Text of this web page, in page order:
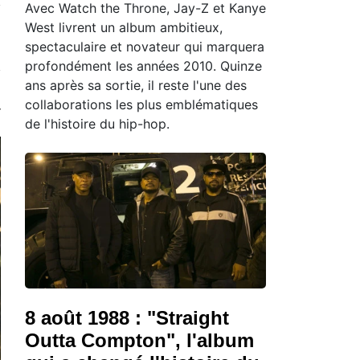
Avec Watch the Throne, Jay-Z et Kanye
West livrent un album ambitieux,
spectaculaire et novateur qui marquera
profondément les années 2010. Quinze
ans après sa sortie, il reste l'une des
collaborations les plus emblématiques
de l'histoire du hip-hop.
8 août 1988 : "Straight
Outta Compton", l'album